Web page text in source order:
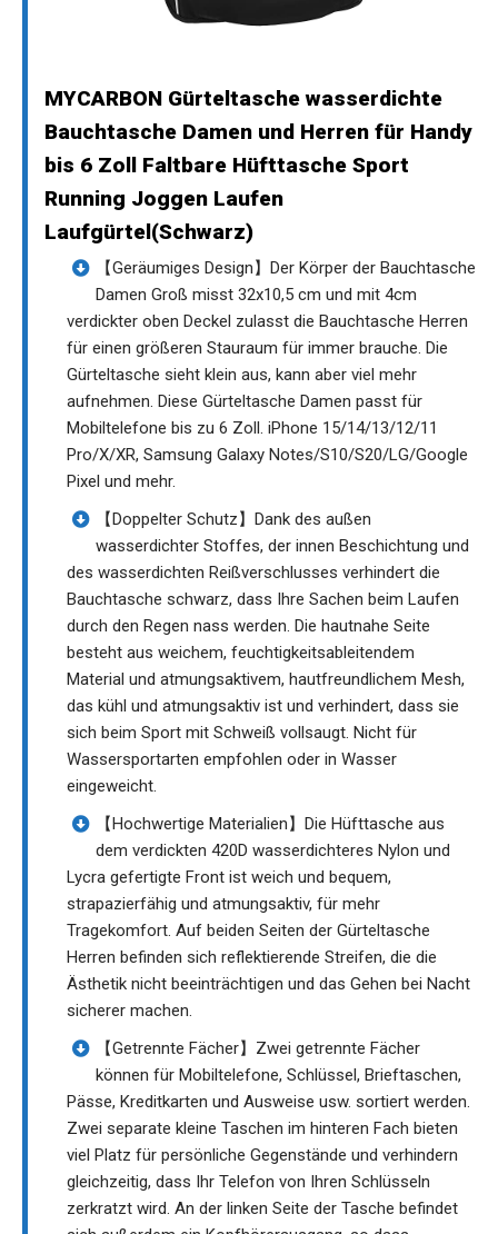
MYCARBON Gürteltasche wasserdichte
Bauchtasche Damen und Herren für Handy
bis 6 Zoll Faltbare Hüfttasche Sport
Running Joggen Laufen
Laufgürtel(Schwarz)
【Geräumiges Design】Der Körper der Bauchtasche
Damen Groß misst 32x10,5 cm und mit 4cm
verdickter oben Deckel zulasst die Bauchtasche Herren
für einen größeren Stauraum für immer brauche. Die
Gürteltasche sieht klein aus, kann aber viel mehr
aufnehmen. Diese Gürteltasche Damen passt für
Mobiltelefone bis zu 6 Zoll. iPhone 15/14/13/12/11
Pro/X/XR, Samsung Galaxy Notes/S10/S20/LG/Google
Pixel und mehr.
【Doppelter Schutz】Dank des außen
wasserdichter Stoffes, der innen Beschichtung und
des wasserdichten Reißverschlusses verhindert die
Bauchtasche schwarz, dass Ihre Sachen beim Laufen
durch den Regen nass werden. Die hautnahe Seite
besteht aus weichem, feuchtigkeitsableitendem
Material und atmungsaktivem, hautfreundlichem Mesh,
das kühl und atmungsaktiv ist und verhindert, dass sie
sich beim Sport mit Schweiß vollsaugt. Nicht für
Wassersportarten empfohlen oder in Wasser
eingeweicht.
【Hochwertige Materialien】Die Hüfttasche aus
dem verdickten 420D wasserdichteres Nylon und
Lycra gefertigte Front ist weich und bequem,
strapazierfähig und atmungsaktiv, für mehr
Tragekomfort. Auf beiden Seiten der Gürteltasche
Herren befinden sich reflektierende Streifen, die die
Ästhetik nicht beeinträchtigen und das Gehen bei Nacht
sicherer machen.
【Getrennte Fächer】Zwei getrennte Fächer
können für Mobiltelefone, Schlüssel, Brieftaschen,
Pässe, Kreditkarten und Ausweise usw. sortiert werden.
Zwei separate kleine Taschen im hinteren Fach bieten
viel Platz für persönliche Gegenstände und verhindern
gleichzeitig, dass Ihr Telefon von Ihren Schlüsseln
zerkratzt wird. An der linken Seite der Tasche befindet